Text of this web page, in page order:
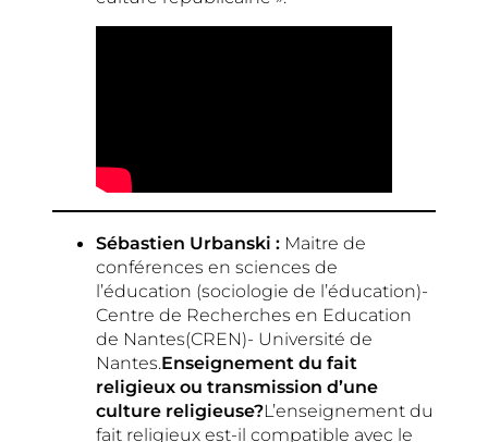
Sébastien Urbanski : Maitre de
conférences en sciences de
l’éducation (sociologie de l’éducation)-
Centre de Recherches en Education
de Nantes(CREN)- Université de
Nantes.Enseignement du fait
religieux ou transmission d’une
culture religieuse?L’enseignement du
fait religieux est-il compatible avec le